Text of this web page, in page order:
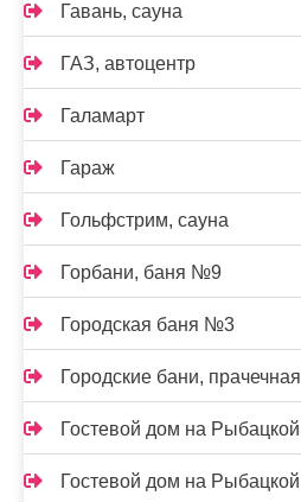
Гавань, сауна
ГАЗ, автоцентр
Галамарт
Гараж
Гольфстрим, сауна
Горбани, баня №9
Городская баня №3
Городские бани, прачечная
Гостевой дом на Рыбацкой
Гостевой дом на Рыбацкой